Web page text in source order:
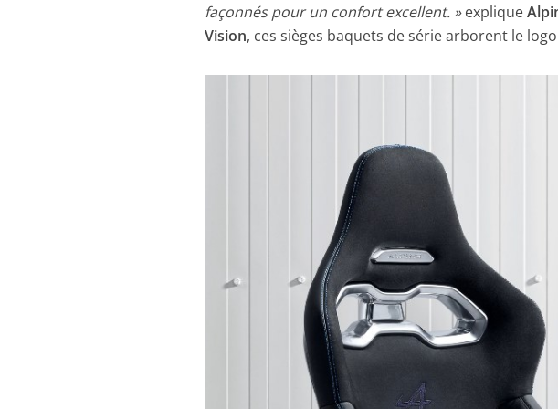
façonnés pour un confort excellent. »explique
Vision, ces sièges baquets de série arborent le